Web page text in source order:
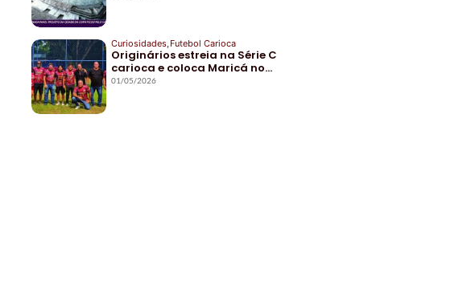
Curiosidades Futebol Carioca
Originários estreia na Série C
carioca e coloca Maricá no…
01/05/2026